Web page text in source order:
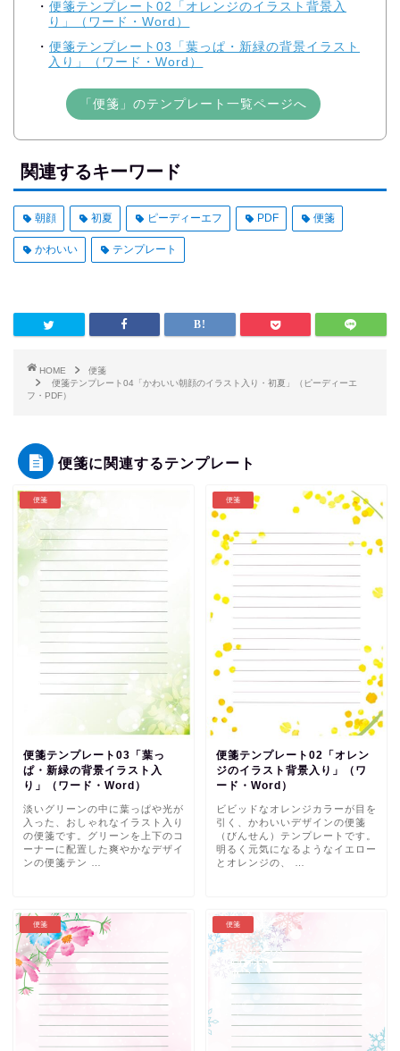
便箋テンプレート02「オレンジのイラスト背景入
り」（ワード・Word）
便箋テンプレート03「葉っぱ・新緑の背景イラスト
入り」（ワード・Word）
「便箋」のテンプレート一覧ページへ
関連するキーワード
朝顔 初夏 ピーディーエフ PDF 便箋
かわいい テンプレート
HOME
便箋
便箋テンプレート04「かわいい朝顔のイラスト入り・初夏」（ピーディーエ
フ・PDF）
便箋に関連するテンプレート
便箋
便箋テンプレート03「葉っ
ぱ・新緑の背景イラスト入
り」（ワード・Word）
淡いグリーンの中に葉っぱや光が
入った、おしゃれなイラスト入り
の便箋です。グリーンを上下のコ
ーナーに配置した爽やかなデザイ
ンの便箋テン …
便箋
便箋テンプレート02「オレン
ジのイラスト背景入り」（ワ
ード・Word）
ビビッドなオレンジカラーが目を
引く、かわいいデザインの便箋
（びんせん）テンプレートです。
明るく元気になるようなイエロー
とオレンジの、 …
便箋 便箋